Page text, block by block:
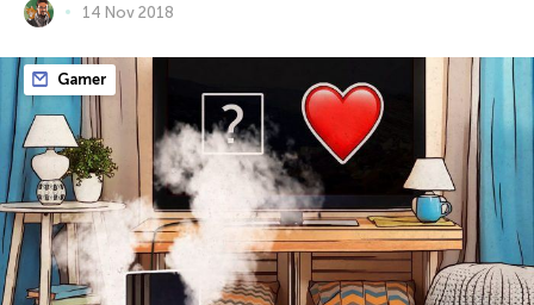
14 Nov 2018
Gamer